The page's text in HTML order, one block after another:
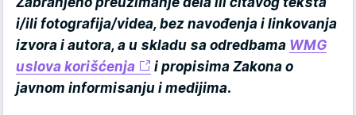
i/ili fotografija/videa, bez navođenja i linkovanja
izvora i autora, a u skladu sa odredbama WMG
uslova korišćenja
i propisima Zakona o
javnom informisanju i medijima.